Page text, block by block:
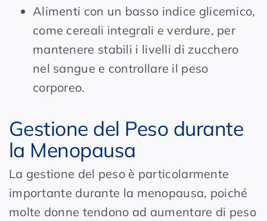
Alimenti con un basso indice glicemico,
come cereali integrali e verdure, per
mantenere stabili i livelli di zucchero
nel sangue e controllare il peso
corporeo.
Gestione del Peso durante
la Menopausa
La gestione del peso è particolarmente
importante durante la menopausa, poiché
molte donne tendono ad aumentare di peso